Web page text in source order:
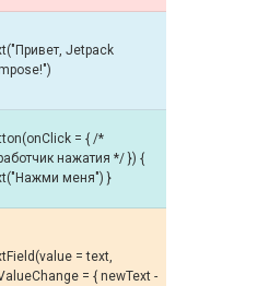
Jetpack
= { /*
нажатия */ }) {
меня") }
= text,
= { newText -